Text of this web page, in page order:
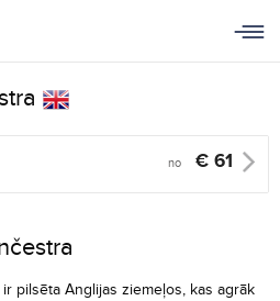
no € 61
pilsēta Anglijas ziemeļos, kas agrāk